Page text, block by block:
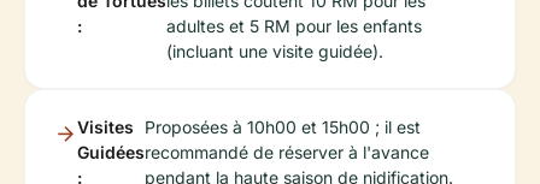
:
adultes et 5 RM pour les enfants
(incluant une visite guidée).
Visites
Guidées
:
Proposées à 10h00 et 15h00 ; il est
recommandé de réserver à l'avance
pendant la haute saison de nidification.